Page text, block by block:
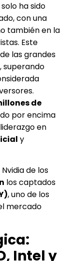
ha sido
con una
también en la
Este
las grandes
superando
de
por encima
en
y
de los
los captados
, uno de los
mercado
Intel y